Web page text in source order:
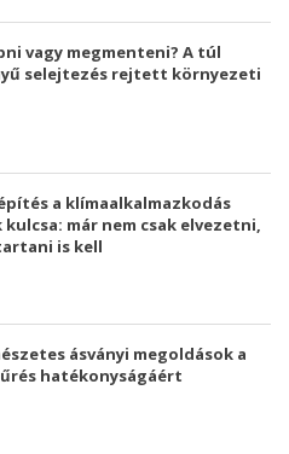
vagy megmenteni? A túl
selejtezés rejtett környezeti
a klímaalkalmazkodás
kulcsa: már nem csak elvezetni,
is kell
ásványi megoldások a
hatékonyságáért